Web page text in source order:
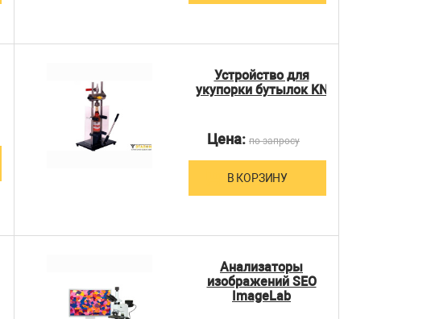
Устройство для
укупорки бутылок KN
Цена: по запросу
В КОРЗИНУ
Анализаторы
изображений SEO
ImageLab